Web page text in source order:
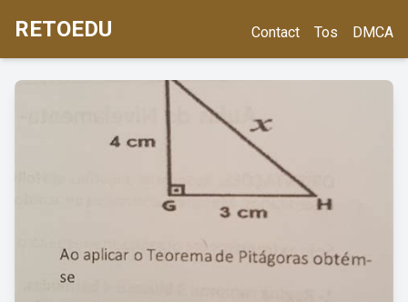
RETOEDU Contact Tos DMCA